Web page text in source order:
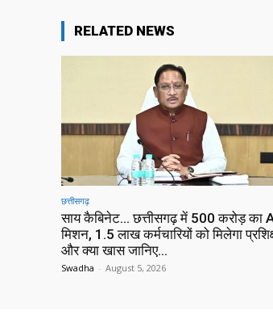
RELATED NEWS
छत्तीसगढ़
साय कैबिनेट… छत्तीसगढ़ में 500 करोड़ का
मिशन, 1.5 लाख कर्मचारियों को मिलेगा
और क्या खास जानिए…
Swadha - August 5, 2026